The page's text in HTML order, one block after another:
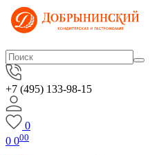
+7 (495) 133-98-15
0
0 000